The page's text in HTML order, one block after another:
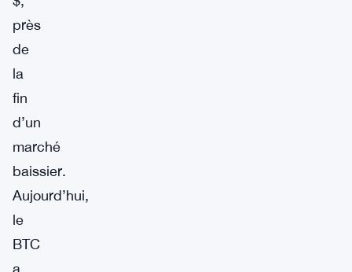
près
de
la
fin
d’un
marché
baissier.
Aujourd’hui,
le
BTC
a